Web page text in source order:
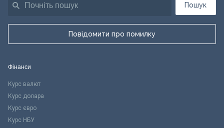
Пошук
Повідомити про помилку
Фінанси
Курс валют
Курс долара
Курс євро
Курс НБУ